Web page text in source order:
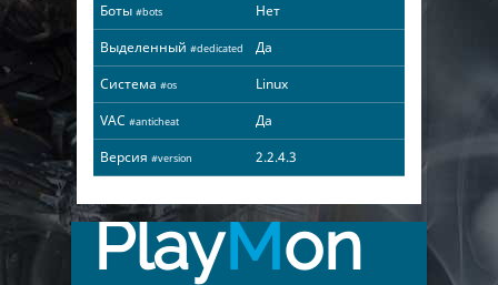
Боты #bots
Нет
Выделенный #dedicated
Да
Система #os
Linux
VAC #anticheat
Да
Версия #version 2.2.4.3
PlayMon